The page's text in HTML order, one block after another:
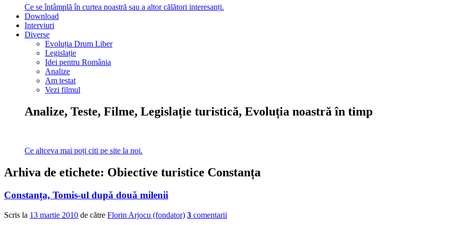
Ce se întâmplă în curtea noastră sau a altor călători interesanți.
Download
Interviuri
Diverse
Evoluția Drum Liber
Legislație
Idei pentru România
Analize
Am testat
Vezi filmul
Analize, Teste, Filme, Legislație turistică, Evoluția noastră în timp
Ce altceva mai poți citi pe site la noi.
Arhiva de etichete: Obiective turistice Constanța
Constanța, Tomis-ul după două milenii
Scris la 13 martie 2010 de către Florin Arjocu (fondator) 3 comentarii